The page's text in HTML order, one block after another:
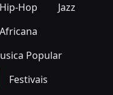
Hip-Hop
Jazz
Popular
Festivais